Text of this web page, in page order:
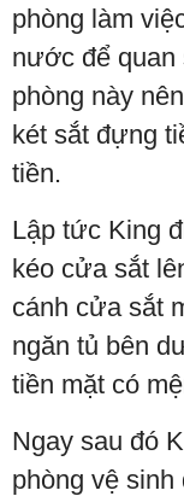
phòng làm
nước để quan
phòng này
két sắt đựng
tiền.
Lập tức King
kéo cửa sắt
cánh cửa sắt
ngăn tủ bên
tiền mặt có
Ngay sau đó
phòng vệ